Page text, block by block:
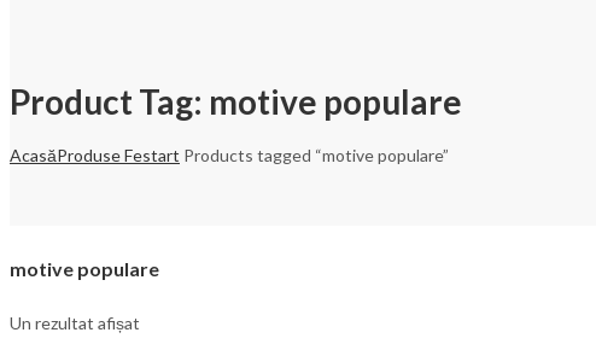
Product Tag: motive populare
AcasăProduse Festart Products tagged “motive populare”
motive populare
Un rezultat afișat